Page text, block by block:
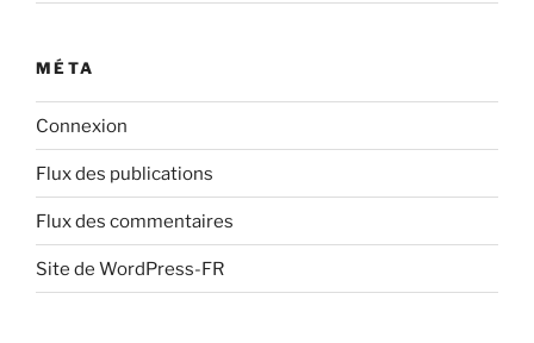
MÉTA
Connexion
Flux des publications
Flux des commentaires
Site de WordPress-FR